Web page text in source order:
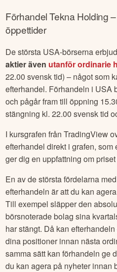
FörhandelTekna Holding
öppettider
De största USA-börserna
aktier även utanför ordinarie
22.00 svensk tid) – något som
efterhandel. Förhandeln i USA
och pågår fram till öppning
stängning kl. 22.00 svensk tid
I kursgrafen från TradingView
efterhandel direkt i grafen,
ger dig en uppfattning om
En av de största fördelarna
efterhandeln är att du kan
Till exempel släpper den
börsnoterade bolag sina
har stängt. Då kan
dina positioner innan nästa
samma sätt kan förhandeln ge
du kan agera på nyheter innan